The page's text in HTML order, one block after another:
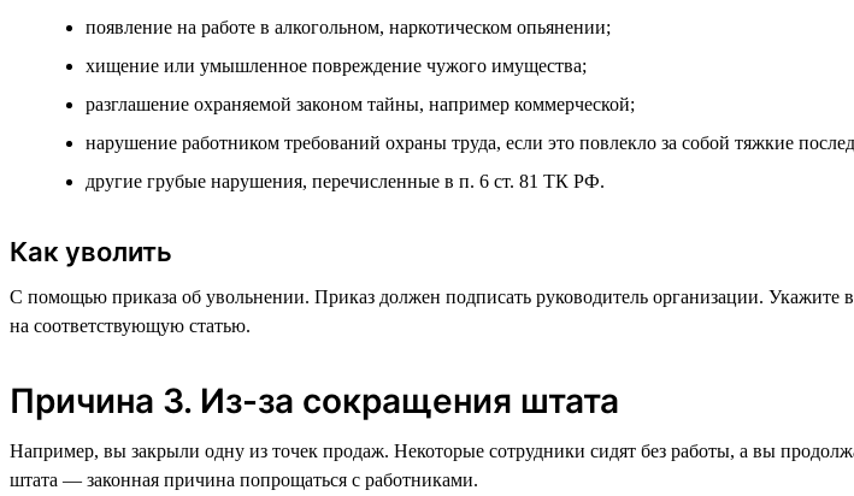
появление на работе в алкогольном, наркотическом опьянении;
хищение или умышленное повреждение чужого имущества;
разглашение охраняемой законом тайны, например коммерческой;
нарушение работником требований охраны труда, если это повлекло за собой тяжкие
другие грубые нарушения, перечисленные в п. 6 ст. 81 ТК РФ.
Как уволить
С помощью приказа об увольнении. Приказ должен подписать руководитель организации.
на соответствующую статью.
Причина 3. Из-за сокращения штата
Например, вы закрыли одну из точек продаж. Некоторые сотрудники сидят без работы, а вы
штата — законная причина попрощаться с работниками.